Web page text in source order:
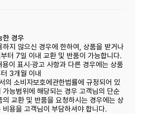
한 경우
하지 않으신 경우에 한하여, 상품을 받거나
터 7일 이내 교환 및 반품이 가능합니다.
이 표시·광고 사항과 다른 경우에는 상품
3개월 이내
의 소비자보호에관한법률에 규정되어 있
가능범위에 해당되는 경우 고객님의 단순
의 교환 및 반품을 요청하시는 경우에는 상
비용을 고객님이 부담하셔야 합니다.